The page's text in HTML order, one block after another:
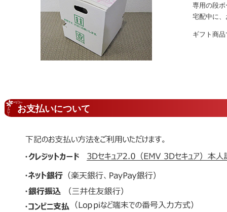
専用の段
宅配中に
ギフト商
お支払いについて